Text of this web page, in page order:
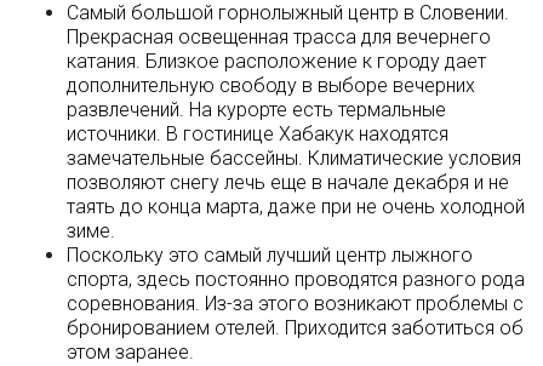
Самый большой горнолыжный центр в Словении.
Прекрасная освещенная трасса для вечернего
катания. Близкое расположение к городу дает
дополнительную свободу в выборе вечерних
развлечений. На курорте есть термальные
источники. В гостинице Хабакук находятся
замечательные бассейны. Климатические условия
позволяют снегу лечь еще в начале декабря и не
таять до конца марта, даже при не очень холодной
зиме.
Поскольку это самый лучший центр лыжного
спорта, здесь постоянно проводятся разного рода
соревнования. Из-за этого возникают проблемы с
бронированием отелей. Приходится заботиться об
этом заранее.